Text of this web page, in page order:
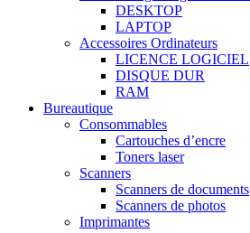
DESKTOP
LAPTOP
Accessoires Ordinateurs
LICENCE LOGICIEL
DISQUE DUR
RAM
Bureautique
Consommables
Cartouches d’encre
Toners laser
Scanners
Scanners de documents
Scanners de photos
Imprimantes